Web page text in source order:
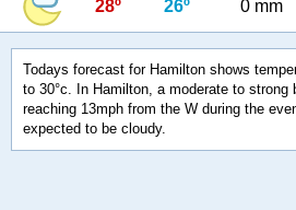
28º 26º 0 mm
Todays forecast for Hamilton shows
to 30°c. In Hamilton, a moderate to strong
reaching 13mph from the W during the
expected to be cloudy.